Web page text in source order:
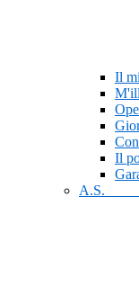
Il
Il